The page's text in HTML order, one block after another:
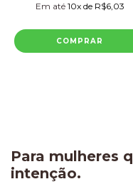
Em até 10x de R$6,03
COMPRAR
Para mulheres
intenção.